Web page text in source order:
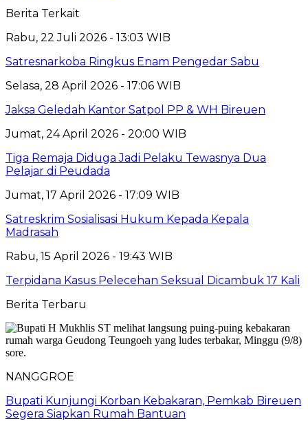
Berita Terkait
Rabu, 22 Juli 2026 - 13:03 WIB
Satresnarkoba Ringkus Enam Pengedar Sabu
Selasa, 28 April 2026 - 17:06 WIB
Jaksa Geledah Kantor Satpol PP & WH Bireuen
Jumat, 24 April 2026 - 20:00 WIB
Tiga Remaja Diduga Jadi Pelaku Tewasnya Dua
Pelajar di Peudada
Jumat, 17 April 2026 - 17:09 WIB
Satreskrim Sosialisasi Hukum Kepada Kepala
Madrasah
Rabu, 15 April 2026 - 19:43 WIB
Terpidana Kasus Pelecehan Seksual Dicambuk 17 Kali
Berita Terbaru
NANGGROE
Bupati Kunjungi Korban Kebakaran, Pemkab Bireuen
Segera Siapkan Rumah Bantuan